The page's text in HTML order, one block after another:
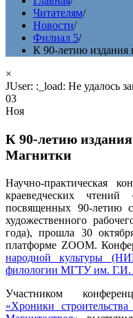
Читателям/
Новости/
Филиал 5/
К 90-летию издания
×
JUser: :_load: Не удалось
03
Ноя
К 90-летию
Магнитки
Научно-практическая
краеведческих чтений
посвященных 90-летию
художественного
года), прошла 30
платформе ZOOM.
народной культуры
филологии МГТУ им. Г.И.
Участником
«Хроники